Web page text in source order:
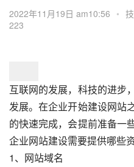
2022年11月19日 am10:56 •
223
互联网的发展，科技的进步
发展。在企业开始建设网站
的快速完成，会提前准备一
企业网站建设需要提供哪些
1、网站域名